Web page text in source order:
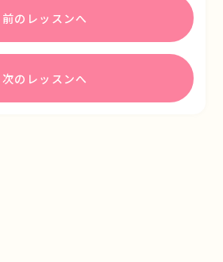
前のレッスンへ
次のレッスンへ